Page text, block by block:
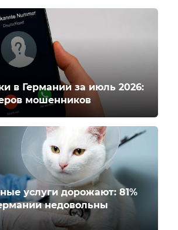
в Германии за июль 2026:
мошенников
услуги дорожают: 81%
недовольны